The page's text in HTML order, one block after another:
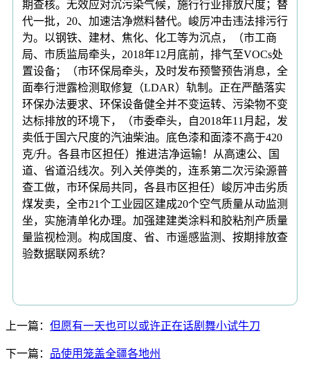
上一篇： 但愿有一天也可以或许正在话剧舞小试牛刀
下一篇： 品使用笼盖全疆各地州